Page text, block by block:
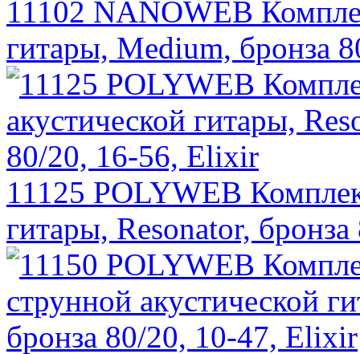
11102 NANOWEB
гитары, Medium, бронза
11125 POLYWEB
гитары, Resonator,